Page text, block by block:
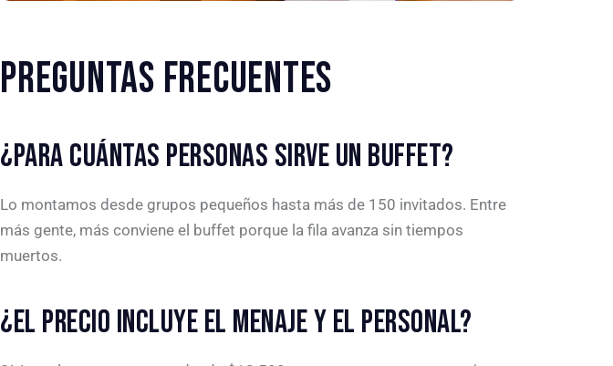
PREGUNTAS FRECUENTES
¿PARA CUÁNTAS PERSONAS SIRVE UN BUFFET?
Lo montamos desde grupos pequeños hasta más de 150 invitados. Entre
más gente, más conviene el buffet porque la fila avanza sin tiempos
muertos.
¿EL PRECIO INCLUYE EL MENAJE Y EL PERSONAL?